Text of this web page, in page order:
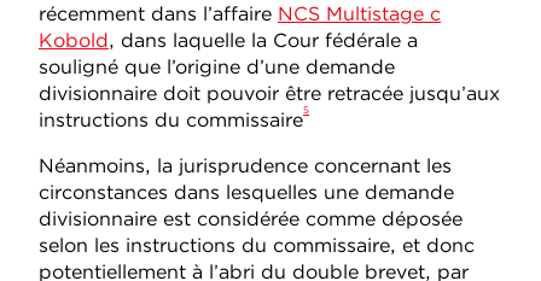
récemment dans l’affaire NCS Multistage c
Kobold, dans laquelle la Cour fédérale a
souligné que l’origine d’une demande
divisionnaire doit pouvoir être retracée jusqu’aux
instructions du commissaire5
Néanmoins, la jurisprudence concernant les
circonstances dans lesquelles une demande
divisionnaire est considérée comme déposée
selon les instructions du commissaire, et donc
potentiellement à l’abri du double brevet, par